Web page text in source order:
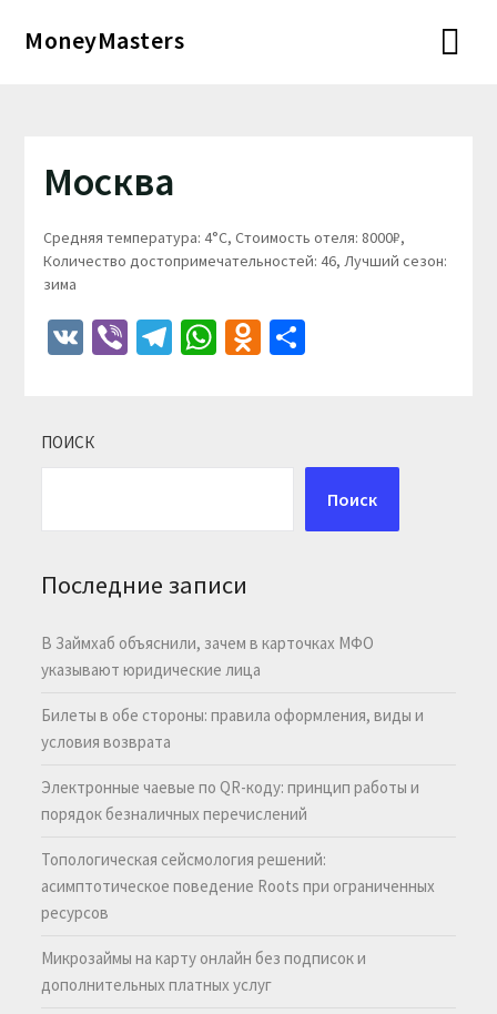
MoneyMasters
Москва
Средняя температура: 4°C, Стоимость отеля: 8000₽,
Количество достопримечательностей: 46, Лучший сезон:
зима
VKViberTelegram
WhatsApp
Odnoklassniki
Отправить
ПОИСК
Поиск
Последние записи
В Займхаб объяснили, зачем в карточках МФО
указывают юридические лица
Билеты в обе стороны: правила оформления, виды и
условия возврата
Электронные чаевые по QR-коду: принцип работы и
порядок безналичных перечислений
Топологическая сейсмология решений:
асимптотическое поведение Roots при ограниченных
ресурсов
Микрозаймы на карту онлайн без подписок и
дополнительных платных услуг